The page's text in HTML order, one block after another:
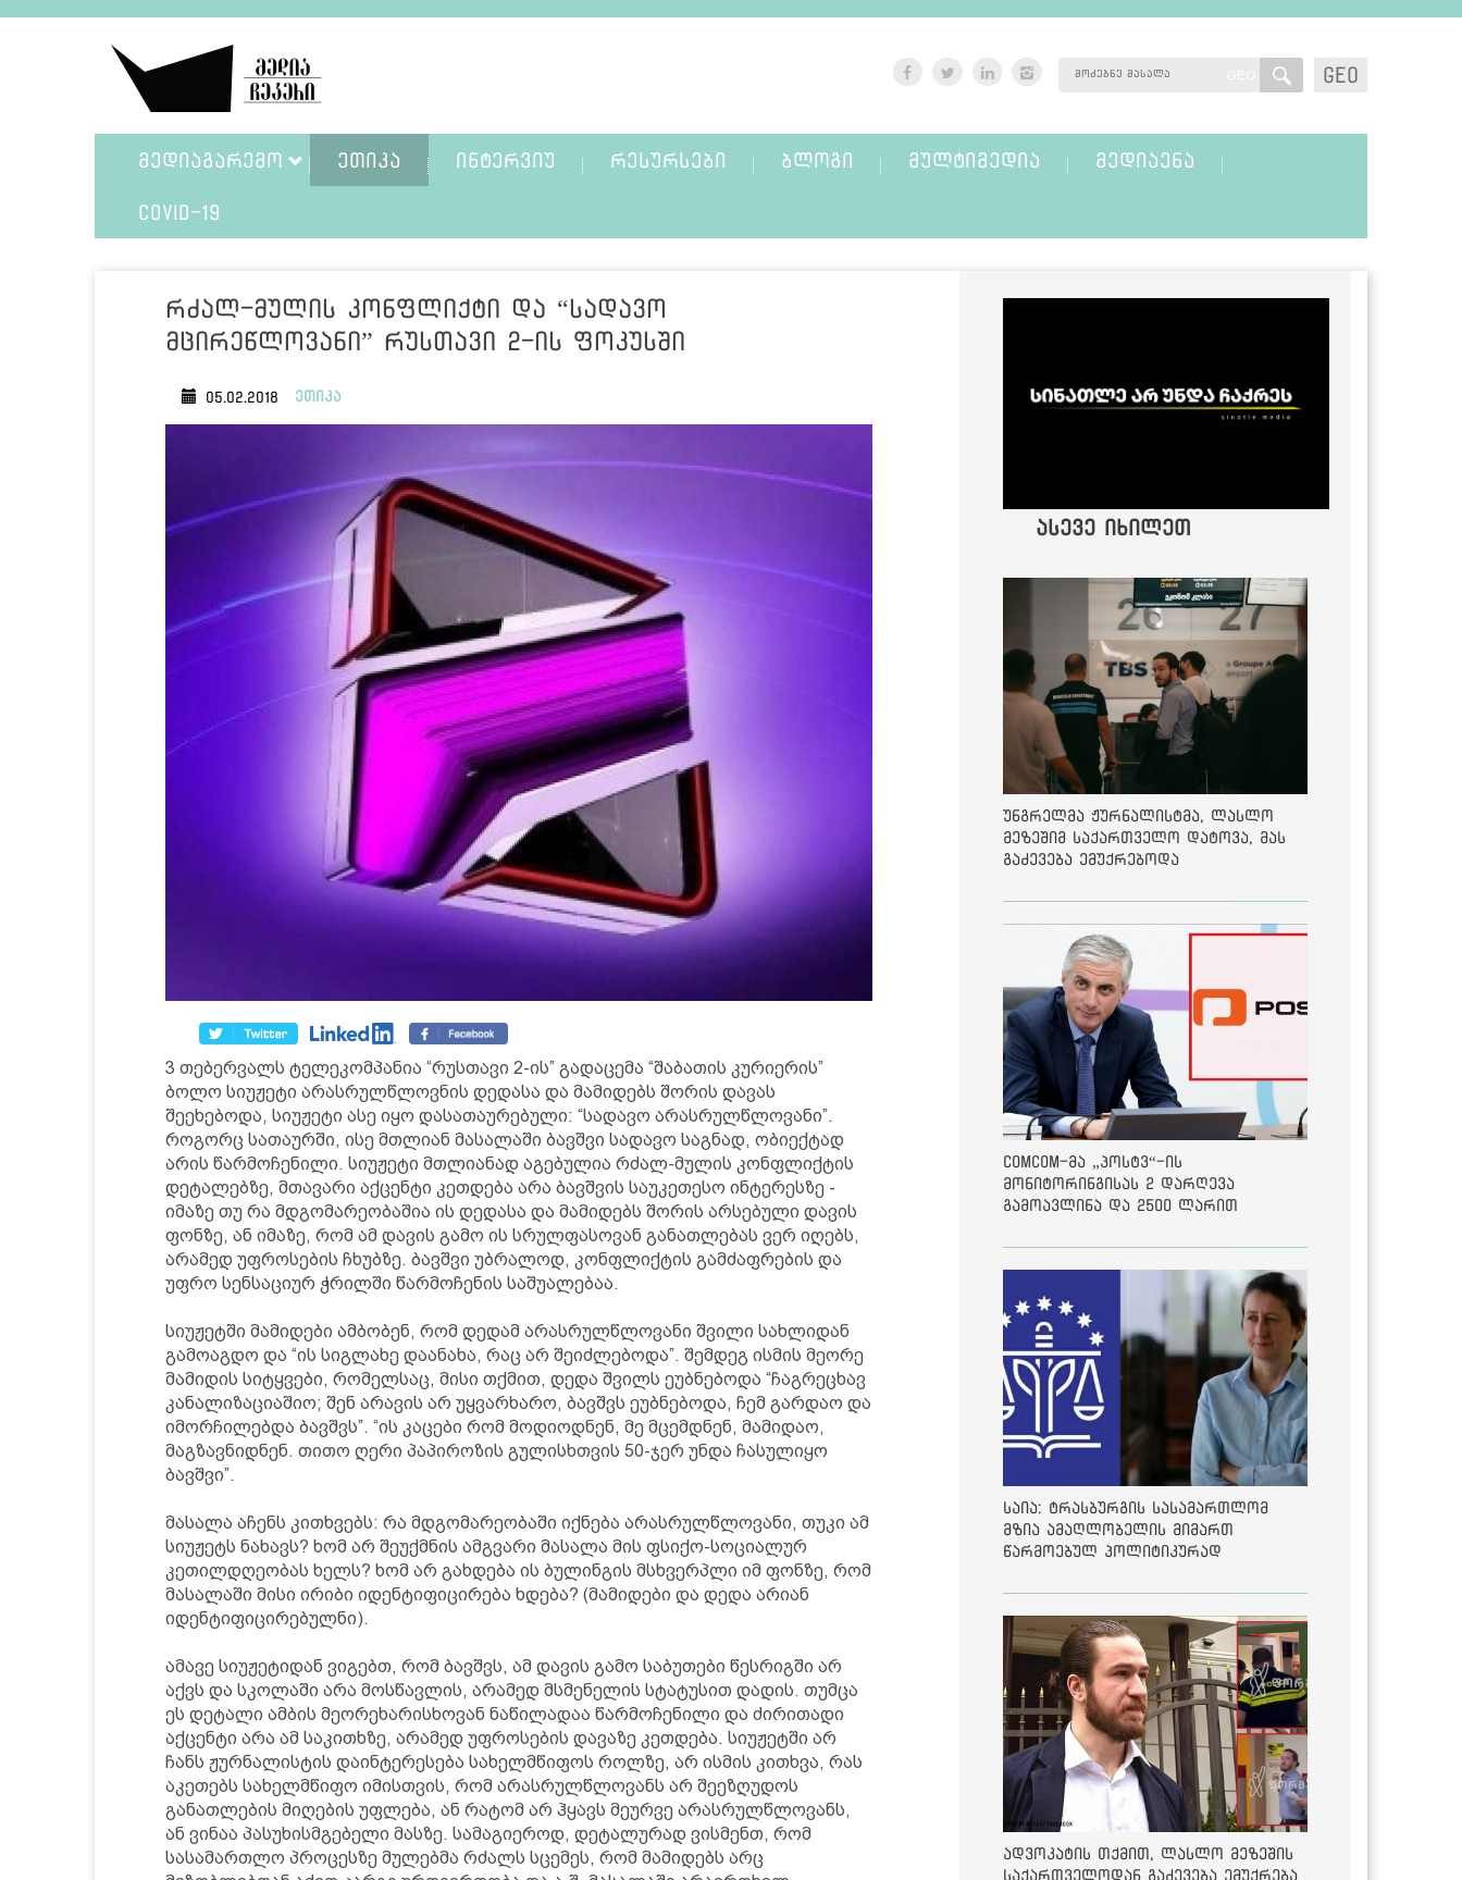
GEO
ᲛᲔᲓᲘᲐᲒᲐᲠᲔᲛᲝ ᲔᲗᲘᲙᲐ ᲘᲜᲢᲔᲠᲕᲘᲣ ᲠᲔᲡᲣᲠᲡᲔᲑᲘ ᲑᲚᲝᲒᲘ ᲛᲣᲚᲢᲘᲛᲔᲓᲘᲐ ᲛᲔᲓᲘᲐᲔᲜᲐ
COVID-19
რძალ-მულის კონფლიქტი და “სადავო
მცირეწლოვანი” რუსთავი 2-ის ფოკუსში
05.02.2018 ეთიკა
3 თებერვალს ტელეკომპანია “რუსთავი 2-ის” გადაცემა “შაბათის კურიერის”
ბოლო სიუჟეტი არასრულწლოვნის დედასა და მამიდებს შორის დავას
შეეხებოდა, სიუჟეტი ასე იყო დასათაურებული: “სადავო არასრულწლოვანი”.
როგორც სათაურში, ისე მთლიან მასალაში ბავშვი სადავო საგნად, ობიექტად
არის წარმოჩენილი. სიუჟეტი მთლიანად აგებულია რძალ-მულის კონფლიქტის
დეტალებზე, მთავარი აქცენტი კეთდება არა ბავშვის საუკეთესო ინტერესზე -
იმაზე თუ რა მდგომარეობაშია ის დედასა და მამიდებს შორის არსებული დავის
ფონზე, ან იმაზე, რომ ამ დავის გამო ის სრულფასოვან განათლებას ვერ იღებს,
არამედ უფროსების ჩხუბზე. ბავშვი უბრალოდ, კონფლიქტის გამძაფრების და
უფრო სენსაციურ ჭრილში წარმოჩენის საშუალებაა.
სიუჟეტში მამიდები ამბობენ, რომ დედამ არასრულწლოვანი შვილი სახლიდან
გამოაგდო და “ის სიგლახე დაანახა, რაც არ შეიძლებოდა”. შემდეგ ისმის მეორე
მამიდის სიტყვები, რომელსაც, მისი თქმით, დედა შვილს ეუბნებოდა “ჩაგრეცხავ
კანალიზაციაშიო; შენ არავის არ უყვარხარო, ბავშვს ეუბნებოდა, ჩემ გარდაო და
იმორჩილებდა ბავშვს”. “ის კაცები რომ მოდიოდნენ, მე მცემდნენ, მამიდაო,
მაგზავნიდნენ. თითო ღერი პაპიროზის გულისხთვის 50-ჯერ უნდა ჩასულიყო
ბავშვი”.
მასალა აჩენს კითხვებს: რა მდგომარეობაში იქნება არასრულწლოვანი, თუკი ამ
სიუჟეტს ნახავს? ხომ არ შეუქმნის ამგვარი მასალა მის ფსიქო-სოციალურ
კეთილდღეობას ხელს? ხომ არ გახდება ის ბულინგის მსხვერპლი იმ ფონზე, რომ
მასალაში მისი ირიბი იდენტიფიცირება ხდება? (მამიდები და დედა არიან
იდენტიფიცირებულნი).
ამავე სიუჟეტიდან ვიგებთ, რომ ბავშვს, ამ დავის გამო საბუთები წესრიგში არ
აქვს და სკოლაში არა მოსწავლის, არამედ მსმენელის სტატუსით დადის. თუმცა
ეს დეტალი ამბის მეორეხარისხოვან ნაწილადაა წარმოჩენილი და ძირითადი
აქცენტი არა ამ საკითხზე, არამედ უფროსების დავაზე კეთდება. სიუჟეტში არ
ჩანს ჟურნალისტის დაინტერესება სახელმწიფოს როლზე, არ ისმის კითხვა, რას
აკეთებს სახელმწიფო იმისთვის, რომ არასრულწლოვანს არ შეეზღუდოს
განათლების მიღების უფლება, ან რატომ არ ჰყავს მეურვე არასრულწლოვანს,
ან ვინაა პასუხისმგებელი მასზე. სამაგიეროდ, დეტალურად ვისმენთ, რომ
სასამართლო პროცესზე მულებმა რძალს სცემეს, რომ მამიდებს არც
ასევე იხილეთ
უნგრელმა ჟურნალისტმა, ლასლო
მეზეშიმ საქართველო დატოვა, მას
გაძევება ემუქრებოდა
ComCom-მა „პოსტვ“-ის
მონიტორინგისას 2 დარღევა
გამოავლინა და 2500 ლარით
საია: ტრასბურგის სასამართლომ
მზია ამაღლობელის მიმართ
წარმოებულ პოლიტიკურად
მეოთხე საჩივარი დაარეგისტრირა
ადვოკატის თქმით, ლასლო მეზეშის
საქართველოდან გაძევება ემუქრება